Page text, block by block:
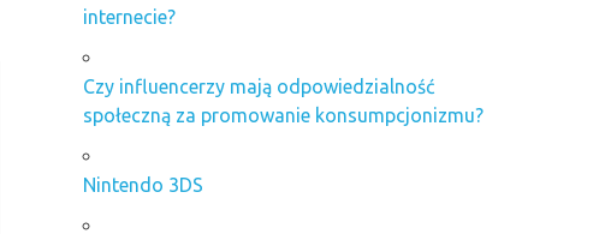
internecie?
Czy influencerzy mają odpowiedzialność
społeczną za promowanie konsumpcjonizmu?
Nintendo 3DS